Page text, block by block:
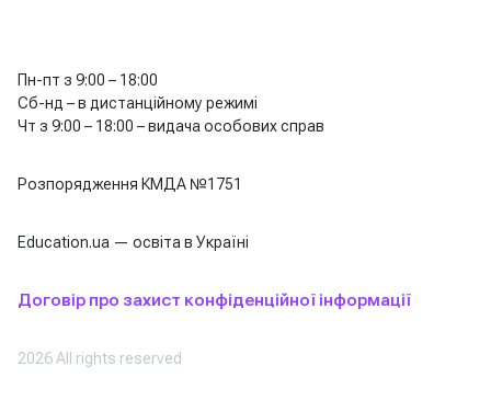
Пн-пт з 9:00 – 18:00
Сб-нд – в дистанційному режимі
Чт з 9:00 – 18:00 – видача особових справ
Розпорядження КМДА №1751
Education.ua — освіта в Україні
Договір про захист конфіденційної інформації
2026 All rights reserved